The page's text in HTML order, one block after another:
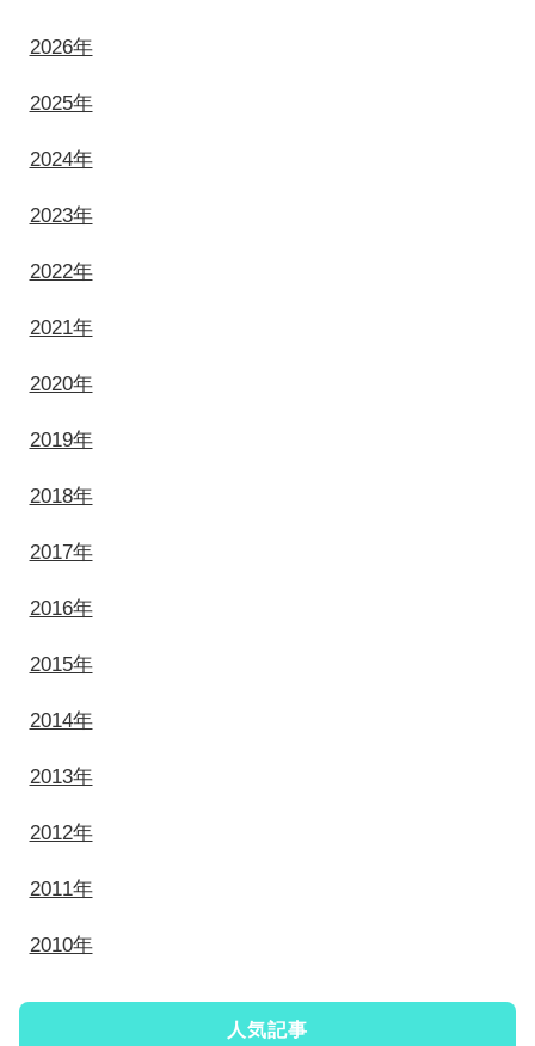
2026年
2025年
2024年
2023年
2022年
2021年
2020年
2019年
2018年
2017年
2016年
2015年
2014年
2013年
2012年
2011年
2010年
人気記事